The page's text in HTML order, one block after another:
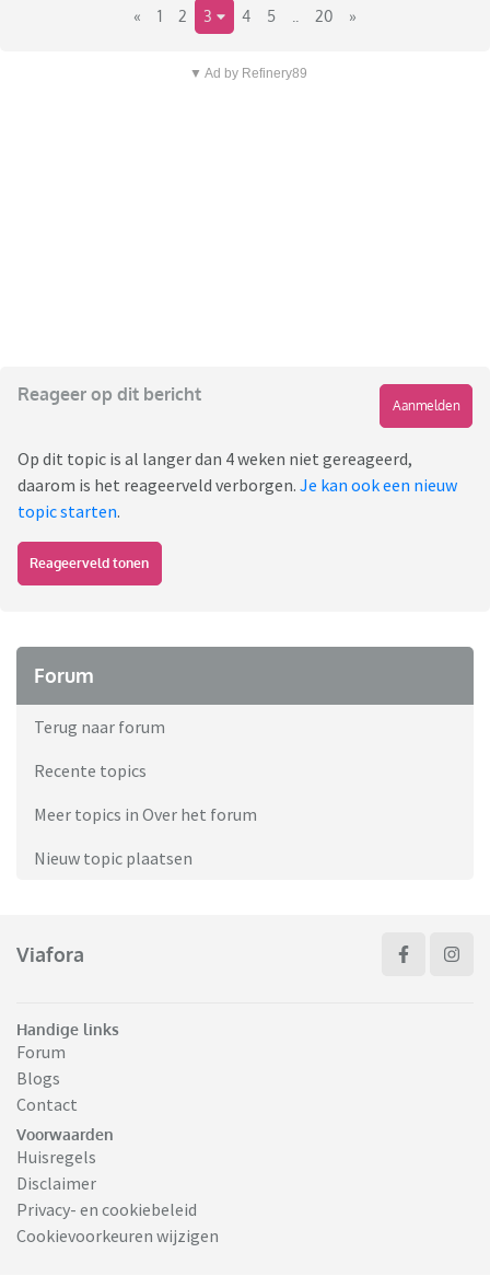
« 1 2 3 4 5 20 »
▼ Ad by Refinery89
Reageer op dit bericht
Aanmelden
Op dit topic is al langer dan 4 weken niet gereageerd,
daarom is het reageerveld verborgen. Je kan ook een nieuw
topic starten.
Reageerveld tonen
Forum
Terug naar forum
Recente topics
Meer topics in Over het forum
Nieuw topic plaatsen
Viafora
Handige links
Forum
Blogs
Contact
Voorwaarden
Huisregels
Disclaimer
Privacy- en cookiebeleid
Cookievoorkeuren wijzigen